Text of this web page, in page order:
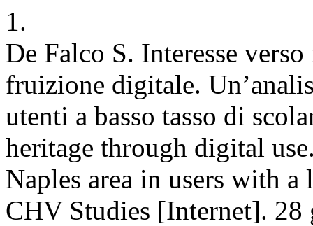
1.
De Falco S. Interesse
fruizione digitale.
utenti a basso tasso di
heritage through digital
Naples area in users with
CHV Studies [Internet].